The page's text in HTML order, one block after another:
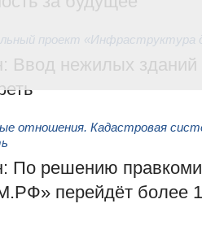
проект «Инфраструктура
Ввод нежилых зданий
отношения. Кадастровая
По решению
перейдёт более